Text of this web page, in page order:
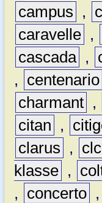
campus
,
caravelle ,
cascada ,
,
centenario
charmant ,
citan
,
clarus
,
klasse ,
,
concerto ,